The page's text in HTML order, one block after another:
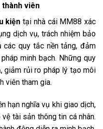
thành viên
kiện tại nhà cái MM88 xác
dịch vụ, trách nhiệm bảo
quy tắc nền tảng, đảm
minh bạch. Những quy
giảm rủi ro pháp lý tạo môi
viên tham gia.
hạn nghĩa vụ khi giao dịch,
tài sản thông tin cá nhân.